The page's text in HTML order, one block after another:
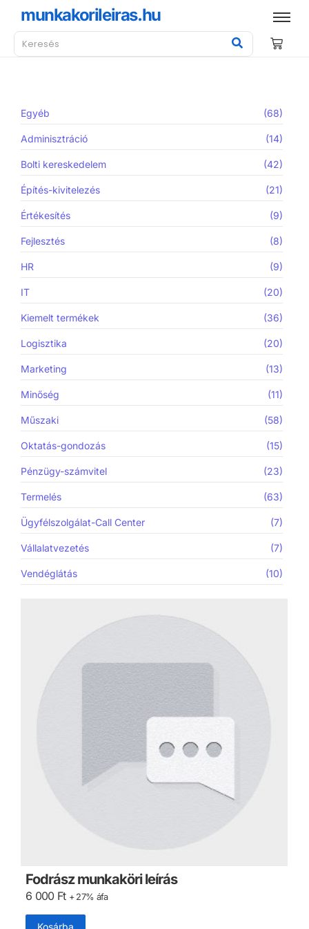
munkakorileiras.hu
Egyéb (68)
Adminisztráció (14)
Bolti kereskedelem (42)
Építés-kivitelezés (21)
Értékesítés (9)
Fejlesztés (8)
HR (9)
IT (20)
Kiemelt termékek (36)
Logisztika (20)
Marketing (13)
Minőség (11)
Műszaki (58)
Oktatás-gondozás (15)
Pénzügy-számvitel (23)
Termelés (63)
Ügyfélszolgálat-Call Center (7)
Vállalatvezetés (7)
Vendéglátás (10)
Fodrász munkaköri leírás
6 000 Ft + 27% áfa
Kosárba